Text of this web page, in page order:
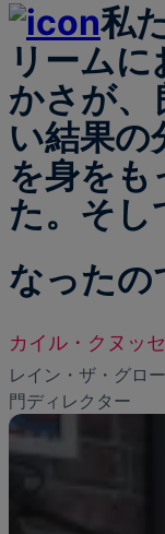
私
リーム
かさが、
い結果の
を身をも
た。そし
なったの
カイル・クヌッ
レイン・ザ・グロ
門ディレクター